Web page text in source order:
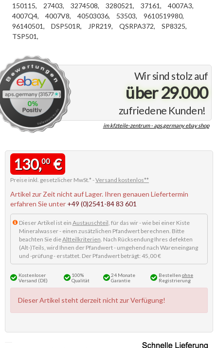
Wir sind stolz auf
über 29.000
zufriedene Kunden!
im kfzteile-zentrum - aps.germany ebay shop
150115,
27403, 3274508, 3280521, 37161,
4007A3,
4007Q4,
4007V8, 40503036, 53503,
9610519980,
96140501,
DSP501R, JPR219, QSRPA372,
SP8325,
TSP501,
130,00€
Preise inkl. gesetzlicher MwSt.* -Versand kostenlos**
Artikel zur Zeit nicht auf Lager. Ihren genauen Liefertermin
erfahren Sie unter +49 (0)2541-84 83 601
Dieser Artikel ist ein Austauschteil , für das wir - wie bei einer Kiste
Mineralwasser - einen zusätzlichen Pfandwert berechnen. Bitte
beachten Sie dieAltteilkriterien . Nach Rücksendung Ihres defekten
(Alt-)Teils, wird Ihnen der Pfandwert - umgehend nach Wareneingang
und -prüfung - erstattet. Der Pfandwert beträgt: 45,00 €
Kostenloser
Versand (DE)
100%
Qualität
24 Monate
Garantie
Bestellen ohne
Registrierung
Dieser Artikel steht derzeit nicht zur Verfügung!